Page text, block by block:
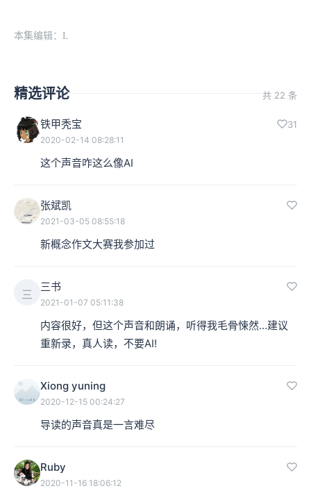
本集编辑：L
精选评论 共 22 条
铁甲秃宝 31
2020-02-14 08:28:11
这个声音咋这么像AI
张斌凯
2021-03-05 08:55:18
新概念作文大赛我参加过
三
三书
2021-01-07 05:11:38
内容很好，但这个声音和朗诵，听得我毛骨悚然…建议
重新录，真人读，不要AI!
Xiong yuning
2020-12-15 00:24:27
导读的声音真是一言难尽
Ruby
2020-11-16 18:06:12